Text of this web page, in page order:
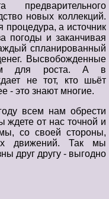
новых коллекций.
процедура, а источник
погоды и заканчивая
спланированный
Высвобожденные
для роста. А в
не тот, кто шьёт
- это знают многие.
всем нам обрести
ждете от нас точной и
со своей стороны,
движений. Так мы
друг другу - выгодно